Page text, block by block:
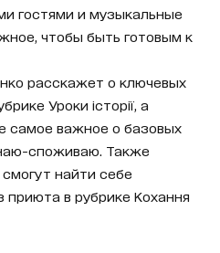
гостями и музыкальные
чтобы быть готовым к
расскажет о ключевых
Уроки історії, а
самое важное о базовых
споживаю. Также
найти себе
приюта в рубрике Кохання